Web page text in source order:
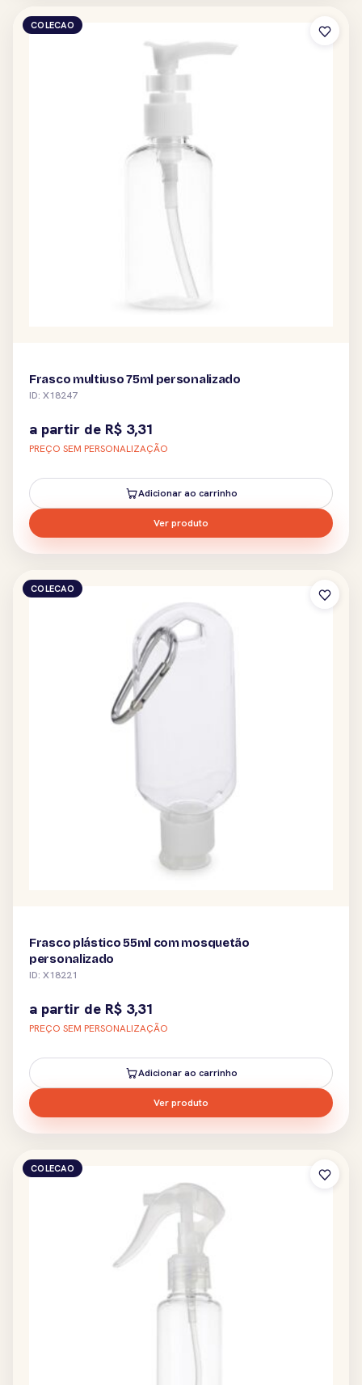
COLECAO
Frasco multiuso 75ml personalizado
ID: X18247
a partir de R$ 3,31
PREÇO SEM PERSONALIZAÇÃO
Adicionar ao carrinho
Ver produto
COLECAO
Frasco plástico 55ml com mosquetão
personalizado
ID: X18221
a partir de R$ 3,31
PREÇO SEM PERSONALIZAÇÃO
Adicionar ao carrinho
Ver produto
COLECAO